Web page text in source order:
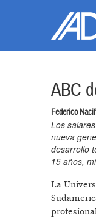
ABC
Federico
Los
nueva
desarrollo
15 años,
La